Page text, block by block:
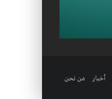
أخبار من نحن